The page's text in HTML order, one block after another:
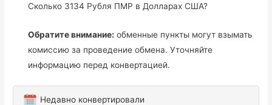
Сколько 3134 Рубля ПМР в Долларах США?
Обратите внимание: обменные пункты могут взымать
комиссию за проведение обмена. Уточняйте
информацию перед конвертацией.
Недавно конвертировали